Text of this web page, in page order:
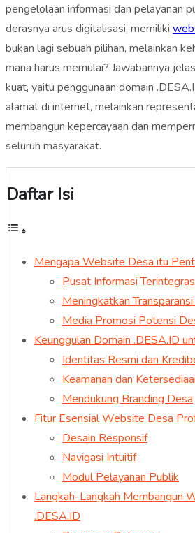
pengelolaan informasi dan pelayanan
derasnya arus digitalisasi, memiliki
bukan lagi sebuah pilihan, melainkan
mana harus memulai? Jawabannya
kuat, yaitu penggunaan domain
alamat di internet, melainkan
membangun kepercayaan dan
seluruh masyarakat.
Daftar Isi
Mengapa Website Desa itu
Pusat Informasi
Meningkatkan
Media Promosi Potensi
Keunggulan Domain .DESA.ID
Identitas Resmi dan
Keamanan dan
Mendukung Branding Desa
Fitur Esensial Website Desa
Desain Responsif
Navigasi Intuitif
Modul Pelayanan Publik
Langkah-Langkah Membangun
.DESA.ID